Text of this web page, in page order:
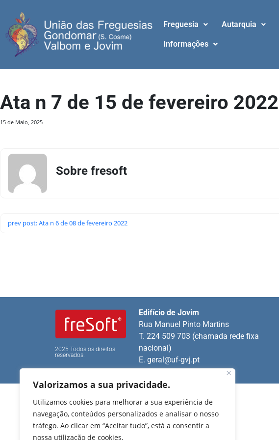
Valorizamos a sua privacidade.
Utilizamos cookies para melhorar a sua experiência de
navegação, conteúdos personalizados e analisar o nosso
tráfego. Ao clicar em “Aceitar tudo”, está a consentir a
nossa utilização de cookies.
Freguesia Autarquia
Informações
Ata n 7 de 15 de fevereiro 2022
15 de Maio, 2025
Sobre fresoft
prev post: Ata n 6 de 08 de fevereiro 2022
2025 Todos os direitos
reservados.
Edifício de Jovim
Rua Manuel Pinto Martins
T. 224 509 703 (chamada rede fixa
nacional)
E.geral@uf-gvj.pt